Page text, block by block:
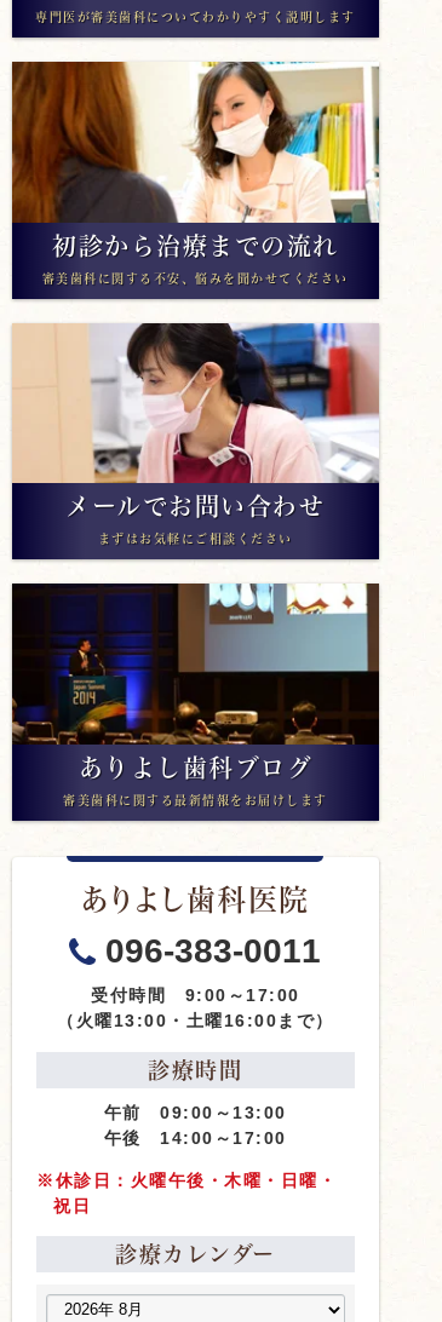
専門医が審美歯科についてわかりやすく説明します
初診から治療までの流れ
審美歯科に関する不安、悩みを聞かせてください
メールでお問い合わせ
まずはお気軽にご相談ください
ありよし歯科ブログ
審美歯科に関する最新情報をお届けします
ありよし歯科医院
096-383-0011
受付時間 9:00～17:00
（火曜13:00・土曜16:00まで）
診療時間
午前 09:00～13:00
午後 14:00～17:00
※休診日：火曜午後・木曜・日曜・
祝日
診療カレンダー